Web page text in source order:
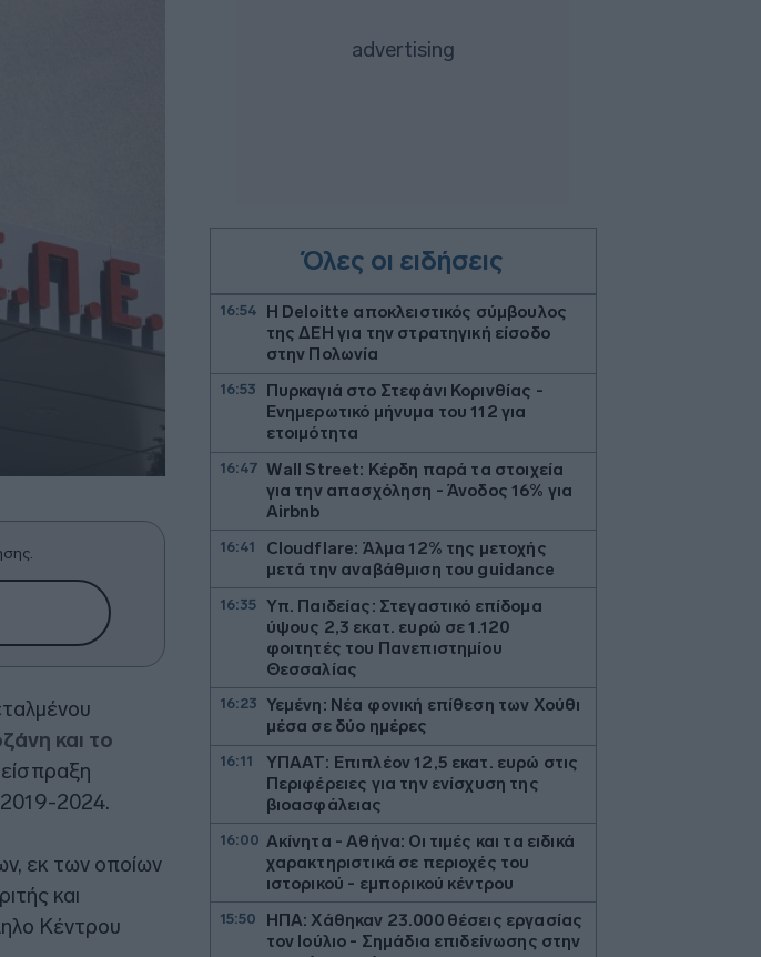
και το
2019-2024.
εκ των οποίων
και
Κέντρου
Όλες οι ειδήσεις
16:54
Η Deloitte αποκλειστικός σύμβουλος
της ΔΕΗ για την στρατηγική είσοδο
στην Πολωνία
16:53
Πυρκαγιά στο Στεφάνι Κορινθίας -
Ενημερωτικό μήνυμα του 112 για
ετοιμότητα
16:47 Wall Street: Κέρδη παρά τα στοιχεία
για την απασχόληση - Άνοδος 16% για
Airbnb
16:41
Cloudflare: Άλμα 12% της μετοχής
μετά την αναβάθμιση του guidance
16:35
Υπ. Παιδείας: Στεγαστικό επίδομα
ύψους 2,3 εκατ. ευρώ σε 1.120
φοιτητές του Πανεπιστημίου
Θεσσαλίας
16:23 Υεμένη: Νέα φονική επίθεση των Χούθι
μέσα σε δύο ημέρες
16:11
ΥΠΑΑΤ: Επιπλέον 12,5 εκατ. ευρώ στις
Περιφέρειες για την ενίσχυση της
βιοασφάλειας
16:00 Ακίνητα - Αθήνα: Οι τιμές και τα ειδικά
χαρακτηριστικά σε περιοχές του
ιστορικού - εμπορικού κέντρου
15:50
ΗΠΑ: Χάθηκαν 23.000 θέσεις εργασίας
τον Ιούλιο - Σημάδια επιδείνωσης στην